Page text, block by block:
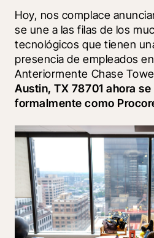
Hoy, nos complace
se une a las filas de los
tecnológicos que tienen
presencia de empleados
Anteriormente Chase
Austin, TX 78701 ahora
formalmente como